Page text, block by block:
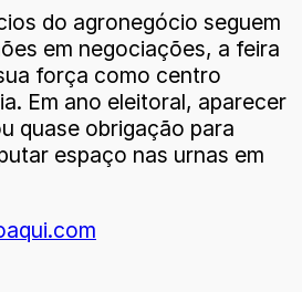
do agronegócio seguem
em negociações, a feira
força como centro
Em ano eleitoral, aparecer
quase obrigação para
espaço nas urnas em